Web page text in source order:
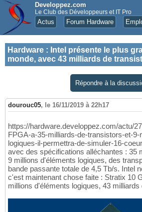
Developpez.com
Le Club des Développeurs et IT Pro
Actus Forum Hardware
Hardware : Intel présente le plus
monde, avec 43 milliards de
Répondre à la
dourouc05, le 16/11/2019 à 22h17
https://hardware.developpez.com/actu/
FPGA-a-35-milliards-de-transistors-et-
logiques-il-permettra-de-simuler-16-
avec des spécifications alléchantes : 35
9 millions d'éléments logiques, des
bande passante totale de 4,5 Tb/s. Intel
c'est maintenant chose faite : Stratix 10
millions d'éléments logiques, 43